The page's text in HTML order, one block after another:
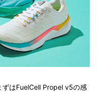
はFuelCell Propel v5の感